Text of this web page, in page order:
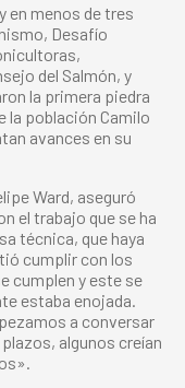
en menos de tres
Desafío
del Salmón, y
la primera piedra
la población Camilo
avances en su
Ward, aseguró
el trabajo que se ha
técnica, que haya
cumplir con los
cumplen y este se
estaba enojada.
a conversar
algunos creían